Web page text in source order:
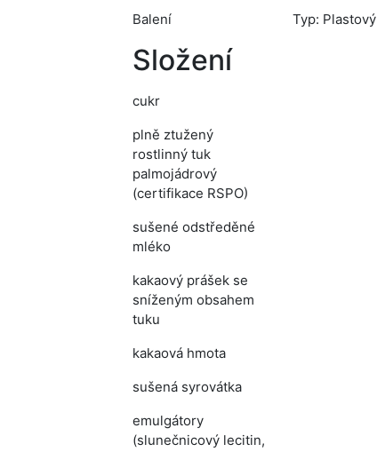
Balení
Typ:
Složení
cukr
plně ztužený
rostlinný tuk
palmojádrový
(certifikace RSPO)
sušené odstředěné
mléko
kakaový prášek se
sníženým obsahem
tuku
kakaová hmota
sušená syrovátka
emulgátory
(slunečnicový lecitin,